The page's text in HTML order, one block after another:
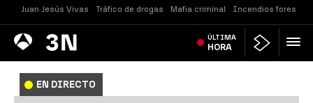
Juan Jesús Vivas Tráfico de drogas Mafia criminal Incendios
Antena
3 Noticias ÚLTIMA
HORA
EN DIRECTO